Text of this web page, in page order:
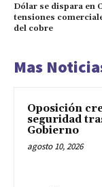
Dólar se dispara en
tensiones
del cobre
Mas
Oposición
seguridad
Gobierno
agosto 10, 2026